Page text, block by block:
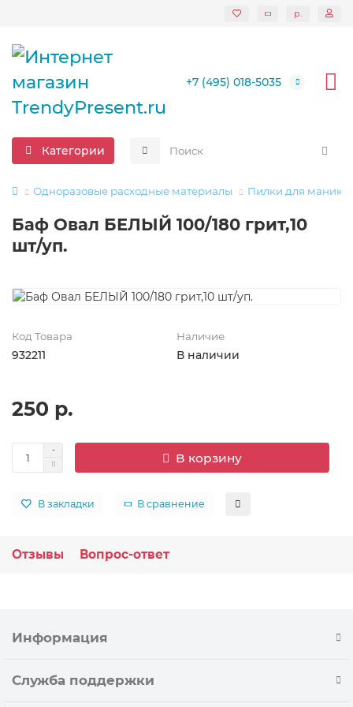
р.
+7 (495) 018-5035
Категории
Одноразовые расходные материалы Пилки для
Баф Овал БЕЛЫЙ 100/180 грит,10
шт/уп.
Код Товара
932211
Наличие
В наличии
250 р.
В корзину
В закладки В сравнение
Отзывы Вопрос-ответ
Информация
Служба поддержки